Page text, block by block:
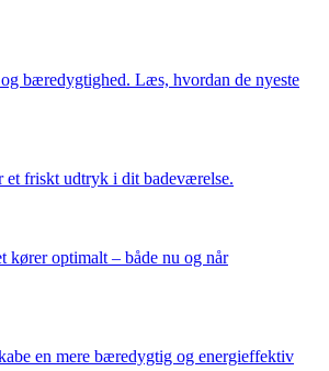
bæredygtighed. Læs, hvordan de nyeste
et friskt udtryk i dit badeværelse.
kører optimalt – både nu og når
en mere bæredygtig og energieffektiv